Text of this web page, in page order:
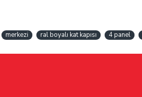
merkezi ral boyalı kat kapısı 4 panel